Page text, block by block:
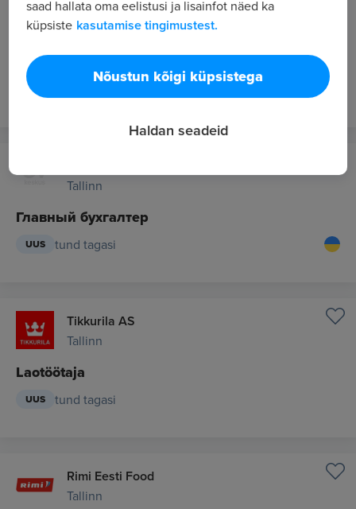
ECONOMY HOTEL OÜ
Tallinn
VASTUVÕTU ÖÖADMINISTRAATOR
UUS
Tallinn
Главный бухгалтер
UUS tund tagasi
Tikkurila AS
Tallinn
Laotöötaja
UUS tund tagasi
Rimi Eesti Food
Tallinn
saad hallata oma eelistusi ja lisainfot näed ka
küpsiste kasutamise tingimustest.
Nõustun kõigi küpsistega
Haldan seadeid